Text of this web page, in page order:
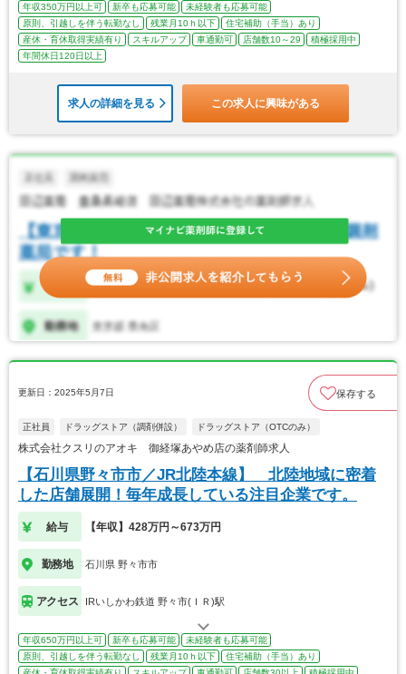
年収350万円以上可 新卒も応募可能
未経験者も応募可能
原則、引越しを伴う転勤なし
残業月10ｈ以下
住宅補助（手当）あり
産休・育休取得実績有り
スキルアップ 車通勤可 店舗数10～29
積極採用中
年間休日120日以上
求人の詳細を見る この求人に興味がある
更新日：2025年5月7日 保存する
正社員 ドラッグストア（調剤併設） ドラッグストア（OTCのみ）
株式会社クスリのアオキ 御経塚あやめ店の薬剤師求人
【石川県野々市市／JR北陸本線】 北陸地域に密着
した店舗展開！毎年成長している注目企業です。
給与 【年収】428万円～673万円
勤務地 石川県 野々市市
アクセス IRいしかわ鉄道 野々市(ＩＲ)駅
年収650万円以上可 新卒も応募可能
未経験者も応募可能
原則、引越しを伴う転勤なし
残業月10ｈ以下
住宅補助（手当）あり